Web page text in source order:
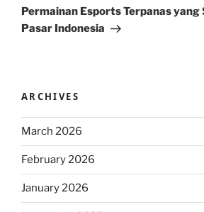
Post
Permainan Esports Terpanas yang
Pasar Indonesia
ARCHIVES
March 2026
February 2026
January 2026